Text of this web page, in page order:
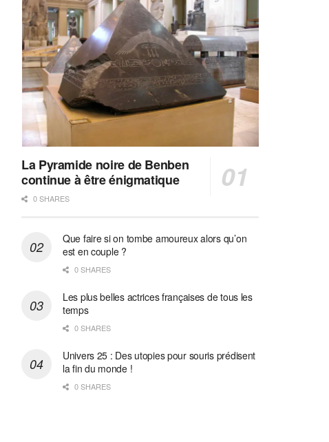
La Pyramide noire de Benben
continue à être énigmatique
0 SHARES
Que faire si on tombe amoureux alors qu’on
est en couple ?
0 SHARES
Les plus belles actrices françaises de tous les
temps
0 SHARES
Univers 25 : Des utopies pour souris prédisent
la fin du monde !
0 SHARES